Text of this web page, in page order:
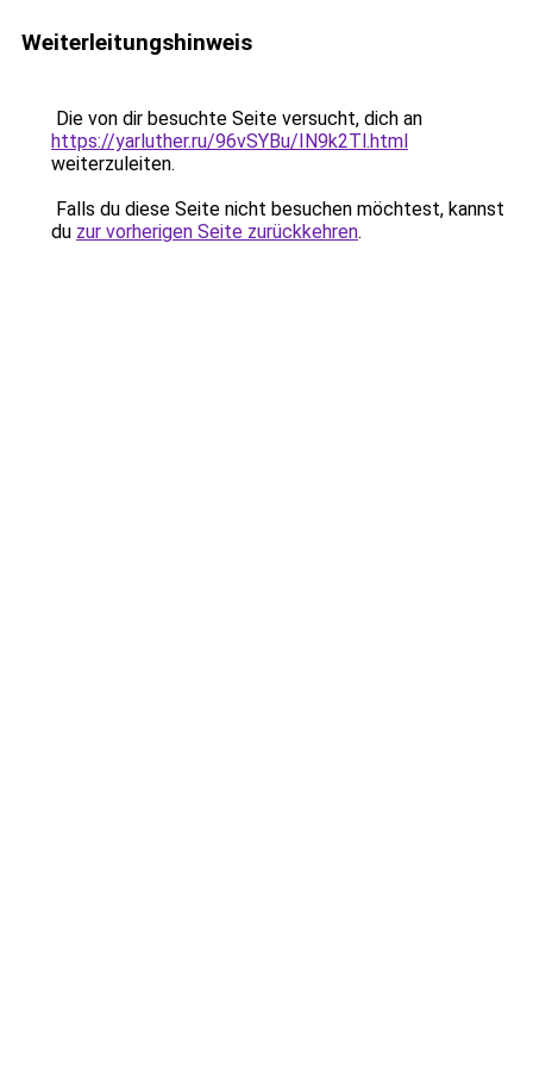
Weiterleitungshinweis
Die von dir besuchte Seite versucht, dich an
https://yarluther.ru/96vSYBu/IN9k2Tl.html
weiterzuleiten.
Falls du diese Seite nicht besuchen möchtest, kannst
du zur vorherigen Seite zurückkehren.